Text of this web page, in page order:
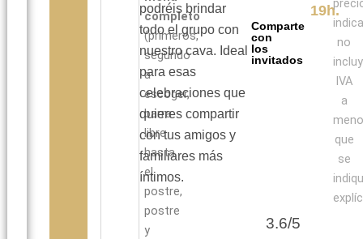
completo
(primeros,
segundo
a
escoger,
barra
libre
hasta
el
postre,
postre
y
podréis brindar
todo el grupo con
nuestro cava. Ideal
para esas
celebraciones que
quieres compartir
con tus amigos y
familiares más
íntimos.
3.6/5
Comparte
con
los
invitados
19h.
no
IVA
a
que
se